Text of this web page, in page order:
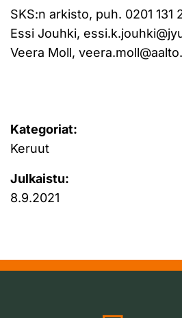
SKS:n arkisto, puh. 0201
Essi Jouhki,
Veera Moll,
Kategoriat:
Keruut
Julkaistu:
8.9.2021